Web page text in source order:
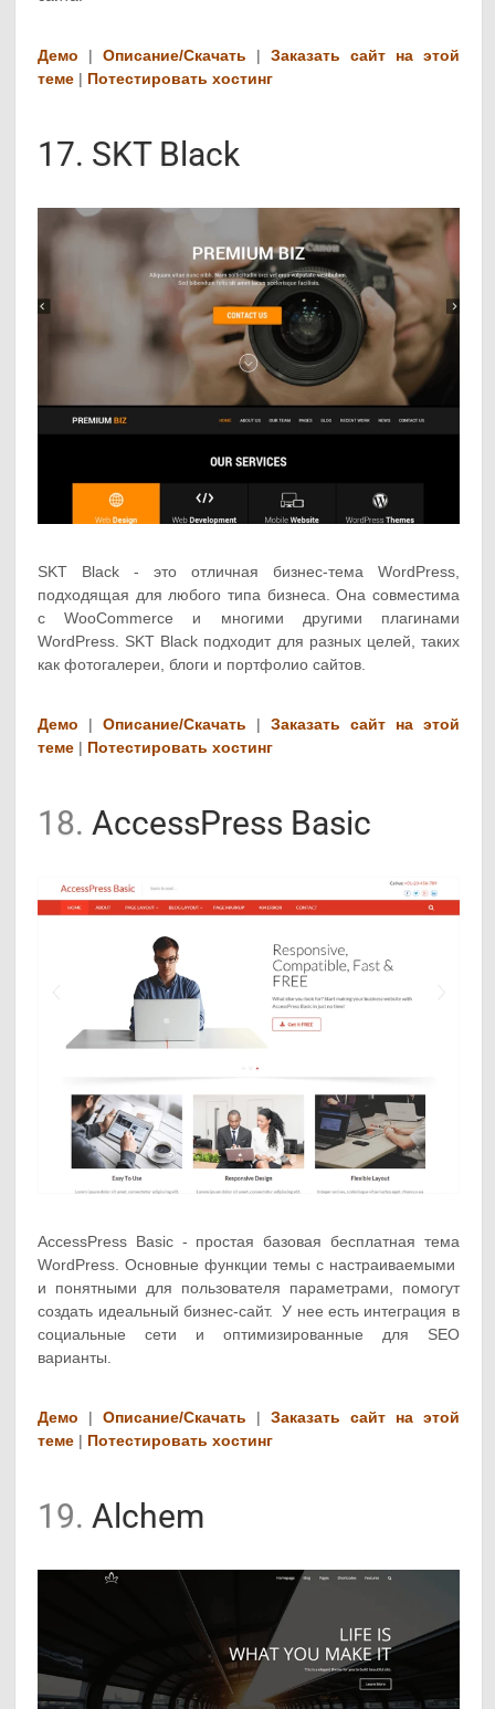
Демо |Описание/Скачать | Заказать сайт на этой
теме | Потестировать хостинг
17. SKT Black
SKT Black - это отличная бизнес-тема WordPress,
подходящая для любого типа бизнеса. Она совместима
с WooCommerce и многими другими плагинами
WordPress. SKT Black подходит для разных целей, таких
как фотогалереи, блоги и портфолио сайтов.
Демо |Описание/Скачать | Заказать сайт на этой
теме | Потестировать хостинг
18. AccessPress Basic
AccessPress Basic - простая базовая бесплатная тема
WordPress. Основные функции темы с настраиваемыми
и понятными для пользователя параметрами, помогут
создать идеальный бизнес-сайт. У нее есть интеграция в
социальные сети и оптимизированные для SEO
варианты.
Демо |Описание/Скачать | Заказать сайт на этой
теме | Потестировать хостинг
19. Alchem